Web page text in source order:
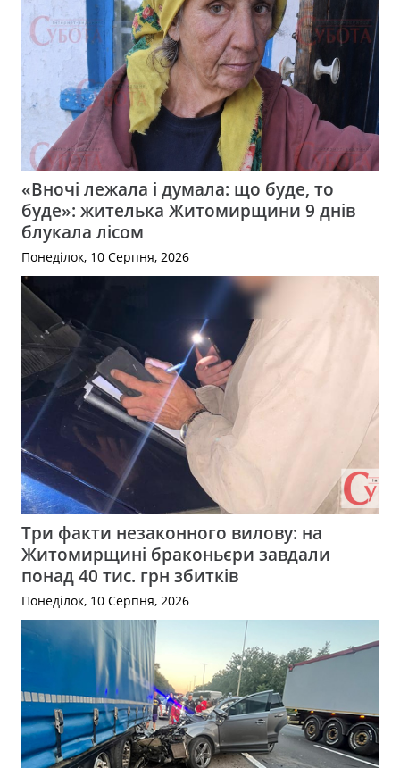
«Вночі лежала і думала: що буде, то
буде»: жителька Житомирщини 9 днів
блукала лісом
Понеділок, 10 Серпня, 2026
Три факти незаконного вилову: на
Житомирщині браконьєри завдали
понад 40 тис. грн збитків
Понеділок, 10 Серпня, 2026